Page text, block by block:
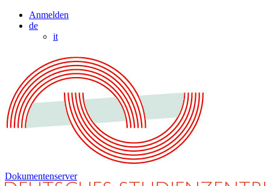
Anmelden
de
it
Dokumentenserver